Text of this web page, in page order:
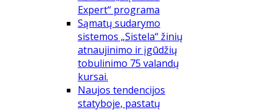
Expert“ programa
Sąmatų sudarymo
sistemos „Sistela“ žinių
atnaujinimo ir įgūdžių
tobulinimo 75 valandų
kursai.
Naujos tendencijos
statyboje, pastatų